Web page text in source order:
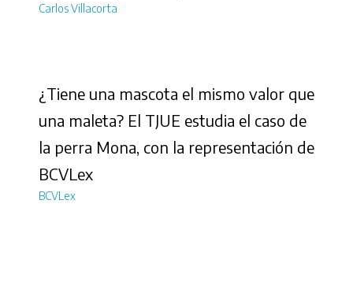
Carlos Villacorta
¿Tiene una mascota el mismo valor que
una maleta? El TJUE estudia el caso de
la perra Mona, con la representación de
BCVLex
BCVLex